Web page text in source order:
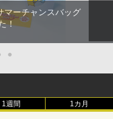
マーチャンスバッグ
！
●
1週間 1カ月